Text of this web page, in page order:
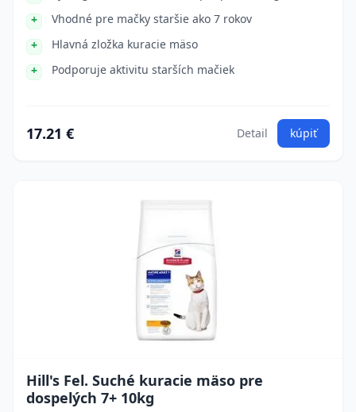
Vhodné pre mačky staršie ako 7 rokov
Hlavná zložka kuracie mäso
Podporuje aktivitu starších mačiek
17.21 € Detail kúpiť
Hill's Fel. Suché kuracie mäso pre
dospelých 7+ 10kg